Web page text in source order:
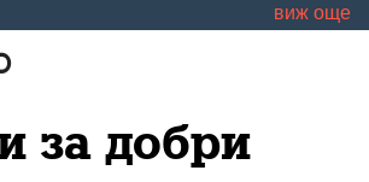
мрежи,
в
поток
на медиите
виж още
за добри